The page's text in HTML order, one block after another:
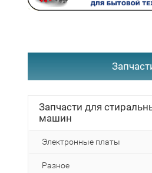
Запчасти для
машин
Электронные платы
Разное